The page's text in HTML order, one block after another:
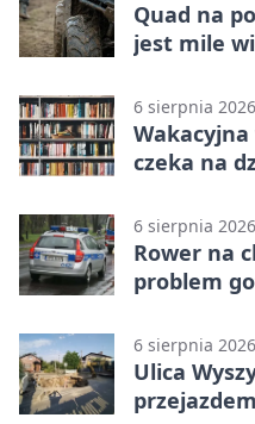
Quad na
jest mile
6 sierpnia 2026
czeka na
6 sierpnia 2026
Rower na
problem
6 sierpnia 2026
Ulica